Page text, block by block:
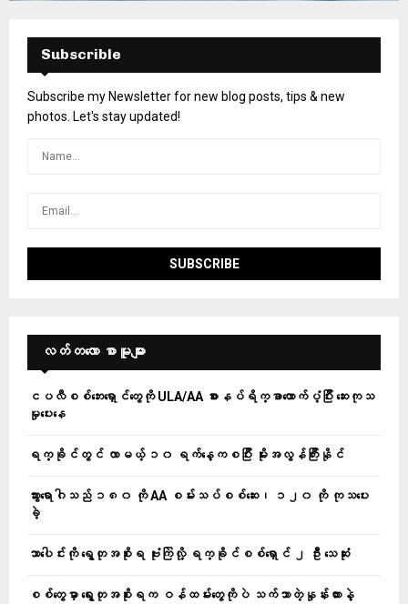
Subscrible
Subscribe my Newsletter for new blog posts, tips & new
photos. Let's stay updated!
လတ်တ‌လော စာမူများ
ငပလီစစ်ဘေးရှောင်တွေကို ULA/AA စားနပ်ရိက္ခာထောက်ပံ့ပြီး ဆေးကုသ
မှုပေးနေ
ရက္ခိုင်တွင် လာမယ့် ၁၀ ရက်နေ့ကစပြီး မိုးအလွန်ကြီးနိုင်
သွားရောဂါသည် ၁၈၀ ကို AA စမ်းသပ်စစ်ဆေး၊ ၁၂၀ ကို ကုသပေး
ခဲ့
သာပေါင်းကို ရွေတုအစိုးရ ဗုံးကြဲလို့ ရက္ခိုင်စစ်ရှောင် ၂ ဦး သေဆုံး
စစ်တွေမှာ ရွေးတုအစိုးရက ဝန်ထမ်းတွေကိုပဲ သက်သာတဲ့နှုန်းထားနဲ့